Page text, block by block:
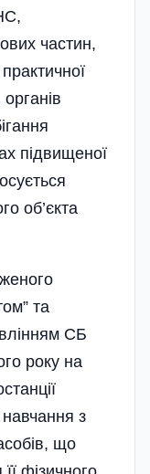
частин,
підвищеної
об’єкта
та
СБ
року на
з
що